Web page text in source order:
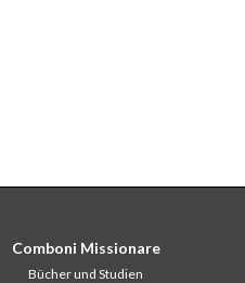
Comboni Missionare
Bücher und Studien